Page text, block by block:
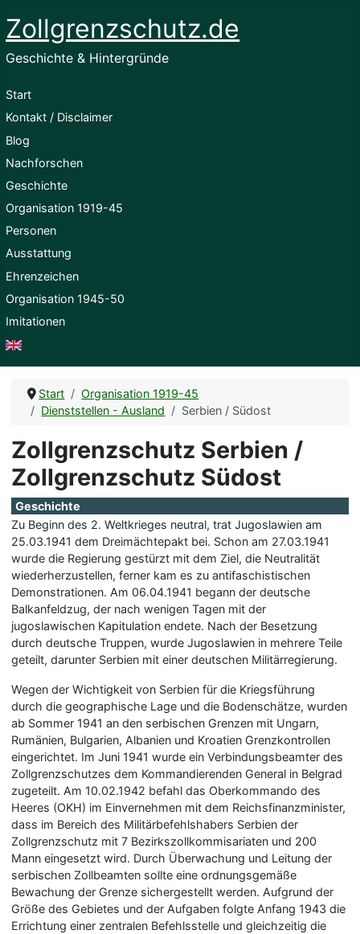
Zollgrenzschutz.de
Geschichte & Hintergründe
Start
Kontakt / Disclaimer
Blog
Nachforschen
Geschichte
Organisation 1919-45
Personen
Ausstattung
Ehrenzeichen
Organisation 1945-50
Imitationen
English
Start
Organisation 1919-45
Dienststellen - Ausland
Serbien / Südost
Zollgrenzschutz Serbien /
Zollgrenzschutz Südost
Geschichte
Zu Beginn des 2. Weltkrieges neutral, trat Jugoslawien am
25.03.1941 dem Dreimächtepakt bei. Schon am 27.03.1941
wurde die Regierung gestürzt mit dem Ziel, die Neutralität
wiederherzustellen, ferner kam es zu antifaschistischen
Demonstrationen. Am 06.04.1941 begann der deutsche
Balkanfeldzug, der nach wenigen Tagen mit der
jugoslawischen Kapitulation endete. Nach der Besetzung
durch deutsche Truppen, wurde Jugoslawien in mehrere Teile
geteilt, darunter Serbien mit einer deutschen Militärregierung.
Wegen der Wichtigkeit von Serbien für die Kriegsführung
durch die geographische Lage und die Bodenschätze, wurden
ab Sommer 1941 an den serbischen Grenzen mit Ungarn,
Rumänien, Bulgarien, Albanien und Kroatien Grenzkontrollen
eingerichtet. Im Juni 1941 wurde ein Verbindungsbeamter des
Zollgrenzschutzes dem Kommandierenden General in Belgrad
zugeteilt. Am 10.02.1942 befahl das Oberkommando des
Heeres (OKH) im Einvernehmen mit dem Reichsfinanzminister,
dass im Bereich des Militärbefehlshabers Serbien der
Zollgrenzschutz mit 7 Bezirkszollkommisariaten und 200
Mann eingesetzt wird. Durch Überwachung und Leitung der
serbischen Zollbeamten sollte eine ordnungsgemäße
Bewachung der Grenze sichergestellt werden. Aufgrund der
Größe des Gebietes und der Aufgaben folgte Anfang 1943 die
Errichtung einer zentralen Befehlsstelle und gleichzeitig die